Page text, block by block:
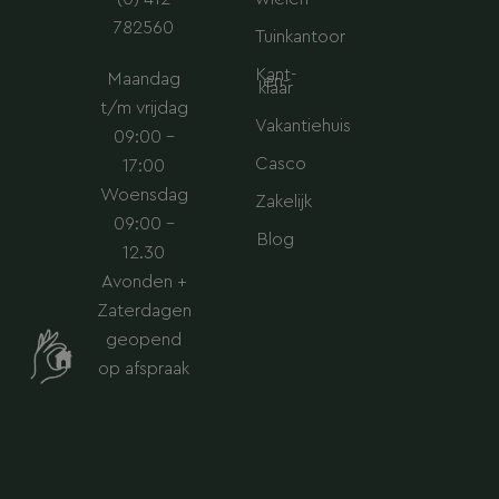
782560
Maandag
t/m vrijdag
09:00 –
17:00
Woensdag
09:00 –
12.30
Avonden +
Zaterdagen
geopend
op afspraak
Tuinkantoor
Kant-
en-
klaar
Vakantiehuis
Casco
Zakelijk
Blog